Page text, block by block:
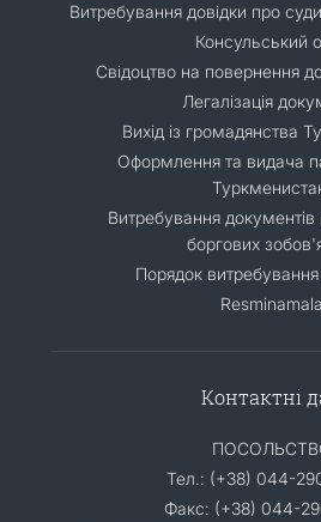
Витребування довідки про
Консульський
Свідоцтво на повернення
Легалізація
Вихід із громадянства
Оформлення та видача
Витребування документів
боргових
Порядок витребування
Контактні
Тел.: (+38) 044-
Факс: (+38) 044-